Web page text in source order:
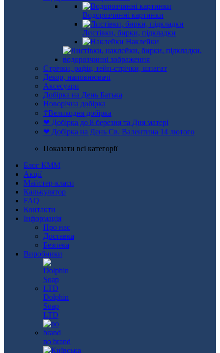
Водорозчинні картинки
Листівки, бирки, підкладки
Наклейки
Стрічки, рафія, тейп-стрічки, шпагат
Декор, наповнювачі
Аксесуари
Добірка на День Батька
Новорічна добірка
☦Великодня добірка
❤ Добірка до 8 березня та Дня матері
❤ Добірка на День Св. Валентина 14 лютого
Показати всі категорії
Блог КММ
Акції
Майстер-класи
Калькулятор
FAQ
Контакти
Інформація
Про нас
Доставка
Безпека
Виробники
Dolphin
Soap
LTD
no brand